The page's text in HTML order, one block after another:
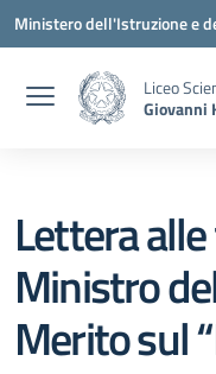
Vai ai contenuti
Vai al menu di navigazione
Vai al footer
Ministero dell'Istruzione e
Liceo
Giovanni
Lettera
Ministro
Merito sul